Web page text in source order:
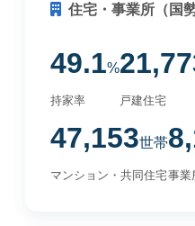
住宅・事業所（国
49.1%
持家率 戸建住宅
47,153世帯
マンション・共同住宅事業